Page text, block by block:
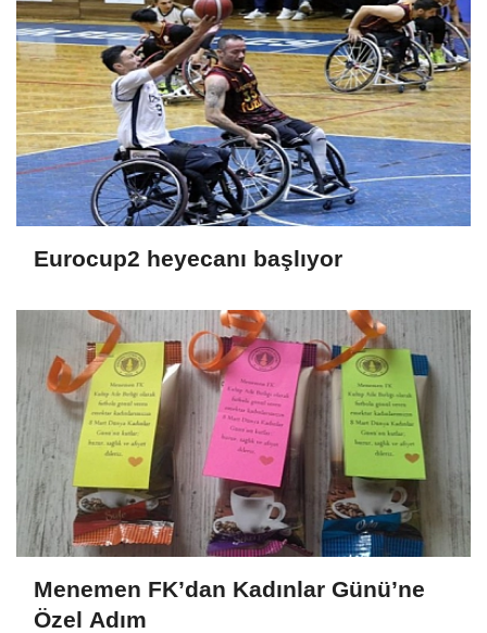
Eurocup2 heyecanı başlıyor
Menemen FK’dan Kadınlar Günü’ne
Özel Adım